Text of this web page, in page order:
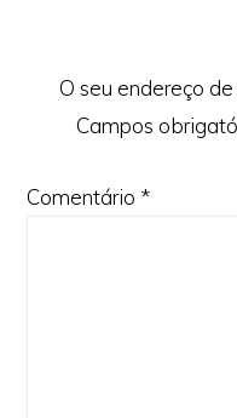
O seu endereço
Campos
Comentário *